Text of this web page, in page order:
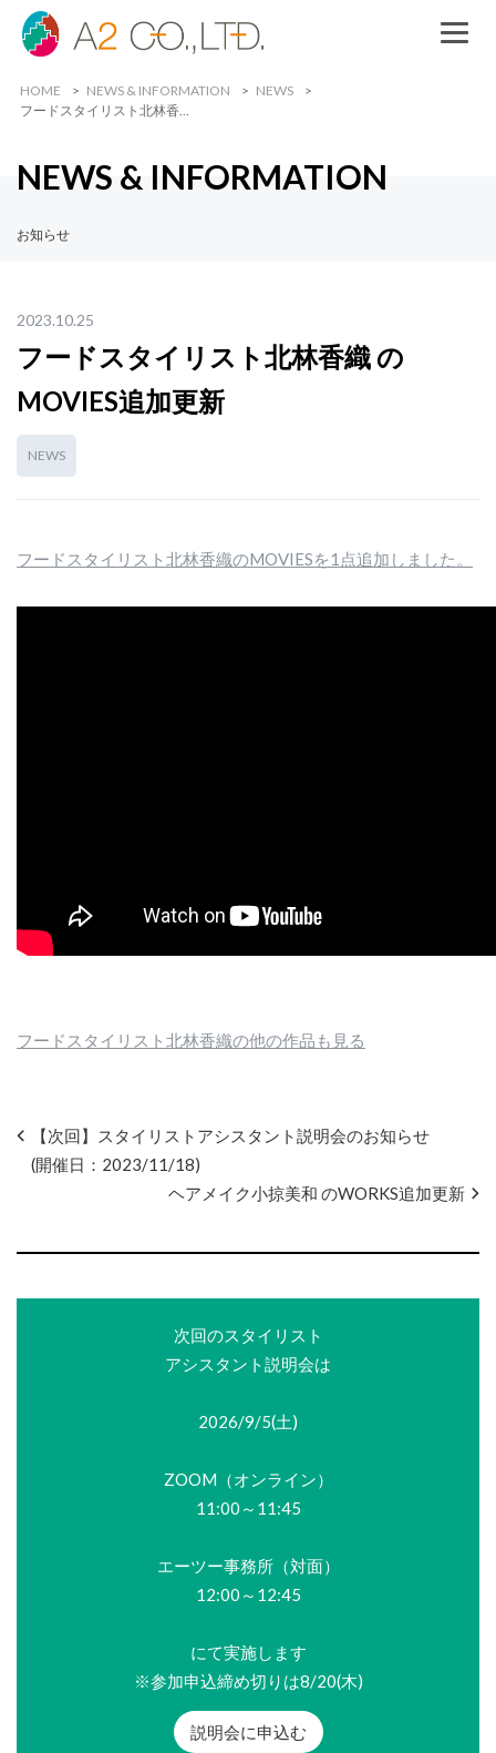
HOME NEWS & INFORMATION
NEWS
フードスタイリスト北林香…
NEWS & INFORMATION
お知らせ
2023.10.25
フードスタイリスト北林香織 の
MOVIES追加更新
NEWS
フードスタイリスト北林香織のMOVIESを1点追加しました。
フードスタイリスト北林香織の他の作品も見る
【次回】スタイリストアシスタント説明会のお知らせ
(開催日：2023/11/18)
ヘアメイク小掠美和 のWORKS追加更新
次回のスタイリスト
アシスタント説明会は
2026/9/5(土)
ZOOM（オンライン）
11:00～11:45
エーツー事務所（対面）
12:00～12:45
にて実施します
※参加申込締め切りは8/20(木)
説明会に申込む